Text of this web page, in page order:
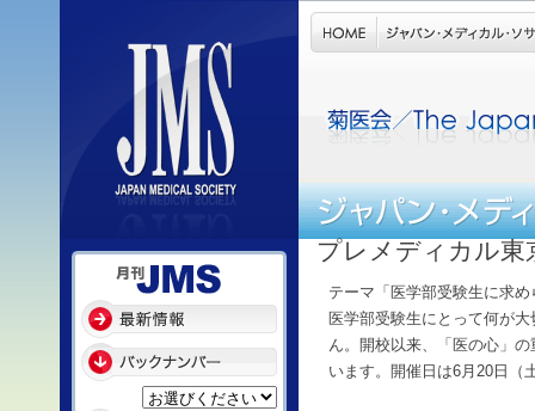
プレメディカル
テーマ「医学部受験生に求
医学部受験生にとって何が
ん。開校以来、「医の心」
います。開催日は6月20日（